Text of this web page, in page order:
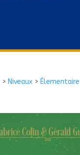
> Niveaux > Élementaire